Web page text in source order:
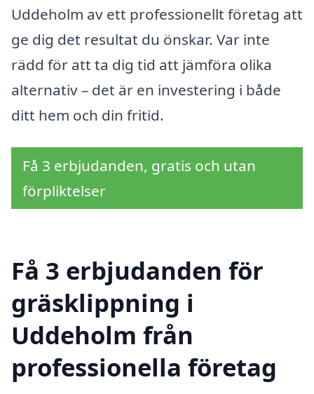
Uddeholm av ett professionellt företag att
ge dig det resultat du önskar. Var inte
rädd för att ta dig tid att jämföra olika
alternativ – det är en investering i både
ditt hem och din fritid.
Få 3 erbjudanden, gratis och utan
förpliktelser
Få 3 erbjudanden för
gräsklippning i
Uddeholm från
professionella företag